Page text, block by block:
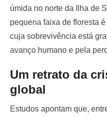
úmida no norte da Ilha de
pequena faixa de floresta
cuja sobrevivência está
avanço humano e pela
Um retrato da
global
Estudos apontam que,